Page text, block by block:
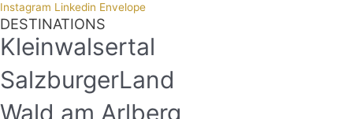
Instagram Linkedin Envelope
DESTINATIONS
Kleinwalsertal
SalzburgerLand
Wald am Arlberg